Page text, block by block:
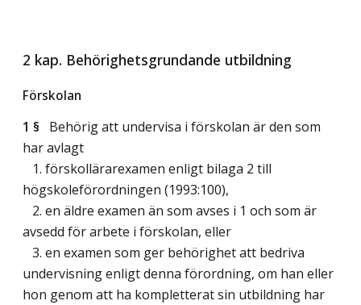
2 kap. Behörighetsgrundande utbildning
Förskolan
1 § Behörig att undervisa i förskolan är den som
har avlagt
1. förskollärarexamen enligt bilaga 2 till
högskoleförordningen (1993:100),
2. en äldre examen än som avses i 1 och som är
avsedd för arbete i förskolan, eller
3. en examen som ger behörighet att bedriva
undervisning enligt denna förordning, om han eller
hon genom att ha kompletterat sin utbildning har